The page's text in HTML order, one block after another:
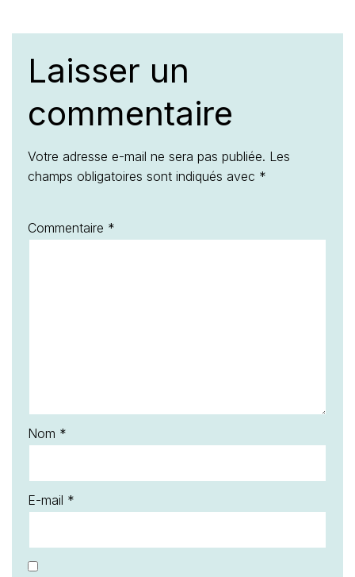
Laisser un
commentaire
Votre adresse e-mail ne sera pas publiée. Les
champs obligatoires sont indiqués avec *
Commentaire *
Nom *
E-mail *